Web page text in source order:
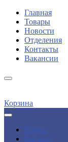
Главная
Товары
Новости
Отделения
Контакты
Вакансии
Корзина
Поиск
Каталог